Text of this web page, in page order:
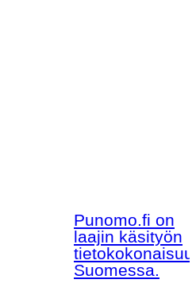
Punomo.fi on
laajin käsityön
Suomessa.